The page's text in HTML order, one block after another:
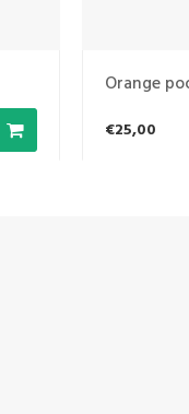
Orange
€25,00